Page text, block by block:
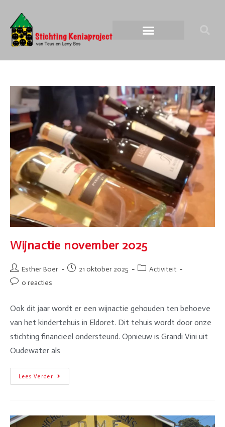
Wijnactie november 2025
Esther Boer 21 oktober 2025
Activiteit
0 reacties
Ook dit jaar wordt er een wijnactie gehouden ten behoeve
van het kindertehuis in Eldoret. Dit tehuis wordt door onze
stichting financieel ondersteund. Opnieuw is Grandi Vini uit
Oudewater als…
Lees Verder